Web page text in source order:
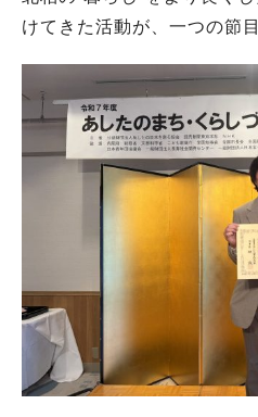
けてきた活動が、一つの節